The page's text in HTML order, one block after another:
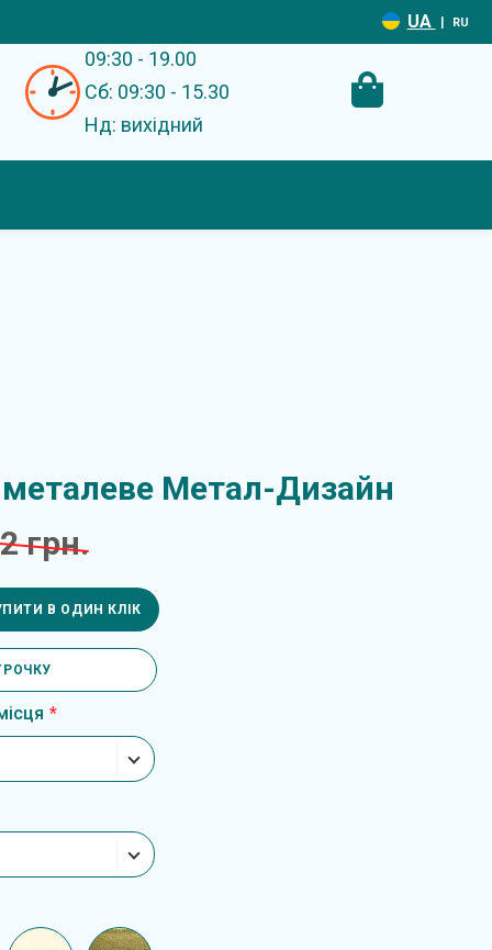
UA | RU
09:30 - 19.00
Сб: 09:30 - 15.30
Нд: вихідний
Метал-Дизайн
грн.
В ОДИН КЛІК